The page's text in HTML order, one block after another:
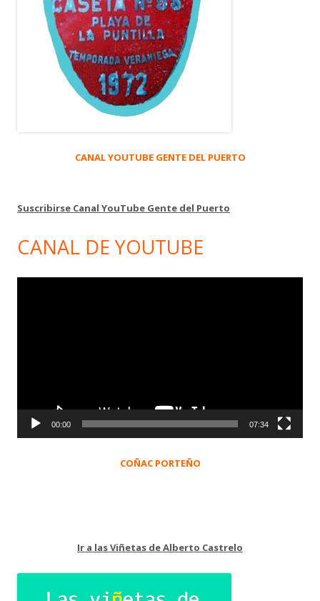
CANAL YOUTUBE GENTE DEL PUERTO
Suscribirse Canal YouTube Gente del Puerto
CANAL DE YOUTUBE
00:00 07:34
COÑAC PORTEÑO
Ir a las Viñetas de Alberto Castrelo